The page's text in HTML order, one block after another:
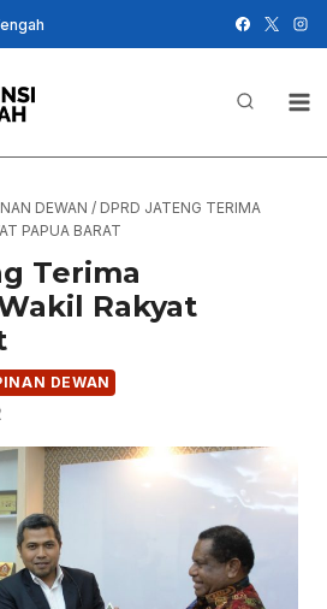
DEWAN / DPRD JATENG TERIMA
PAPUA BARAT
Terima
Rakyat
DEWAN